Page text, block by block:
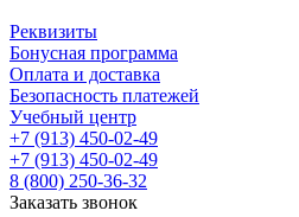
Реквизиты
Бонусная программа
Оплата и доставка
Безопасность платежей
Учебный центр
+7 (913) 450-02-49
+7 (913) 450-02-49
8 (800) 250-36-32
Заказать звонок